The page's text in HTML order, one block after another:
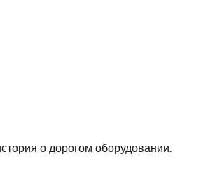
о дорогом оборудовании.